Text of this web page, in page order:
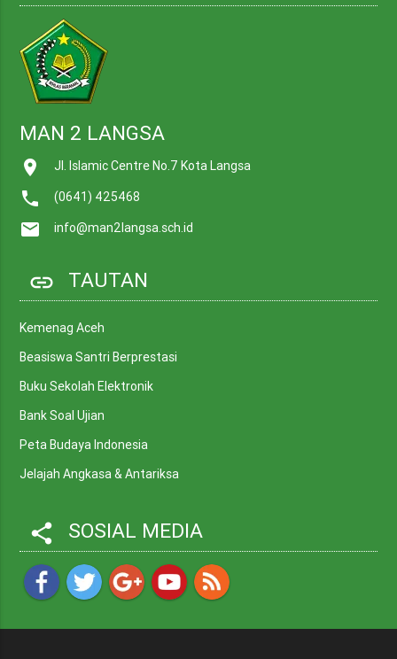
MAN 2 LANGSA
place Jl. Islamic Centre No.7 Kota Langsa
call (0641) 425468
mail info@man2langsa.sch.id
link TAUTAN
Kemenag Aceh
Beasiswa Santri Berprestasi
Buku Sekolah Elektronik
Bank Soal Ujian
Peta Budaya Indonesia
Jelajah Angkasa & Antariksa
share SOSIAL MEDIA